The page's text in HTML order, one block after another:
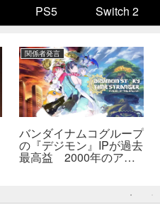
PS5 Switch 2
関係者発言
バンダイナムコグループ
の『デジモン』IPが過去
最高益 2000年のアニ